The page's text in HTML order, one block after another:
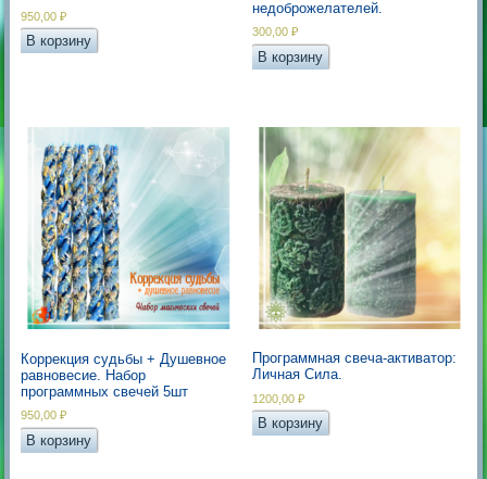
950,00₽
В корзину
недоброжелателей.
300,00₽
В корзину
Коррекция судьбы + Душевное
равновесие. Набор
программных свечей 5шт
950,00₽
В корзину
Программная свеча-активатор:
Личная Сила.
1200,00₽
В корзину